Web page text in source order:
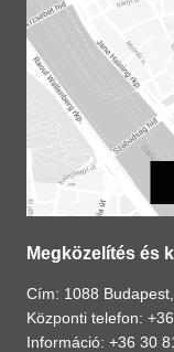
Megközelítés és
Cím: 1088
Központi telefon:
Információ: +36 30